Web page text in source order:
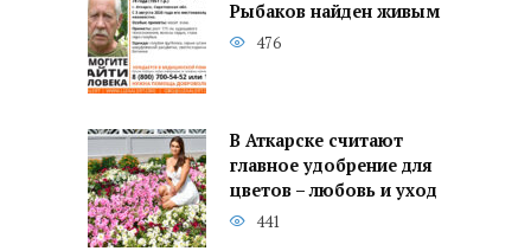
Рыбаков найден живым
476
В Аткарске считают
главное удобрение для
цветов – любовь и уход
441